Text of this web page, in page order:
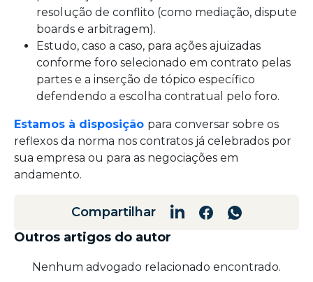
resolução de conflito (como mediação, dispute
boards e arbitragem).
Estudo, caso a caso, para ações ajuizadas
conforme foro selecionado em contrato pelas
partes e a inserção de tópico específico
defendendo a escolha contratual pelo foro.
Estamos à disposição para conversar sobre os
reflexos da norma nos contratos já celebrados por
sua empresa ou para as negociações em
andamento.
Compartilhar
Outros artigos do autor
Nenhum advogado relacionado encontrado.